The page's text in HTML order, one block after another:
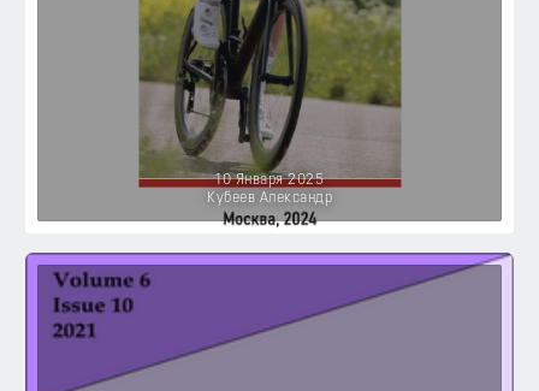
10 Января 2025
Кубеев Александр